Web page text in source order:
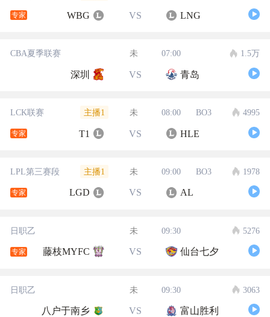
专家 WBG VS LNG
CBA夏季联赛 未 07:00 1.5万
深圳 VS 青岛
LCK联赛 主播1 未 08:00 BO3 4995
专家 T1 VS HLE
LPL第三赛段 主播1 未 09:00 BO3 1978
专家 LGD VS AL
日职乙 未 09:30 5276
专家 藤枝MYFC VS 仙台七夕
日职乙 未 09:30 3063
八户于南乡 VS 富山胜利